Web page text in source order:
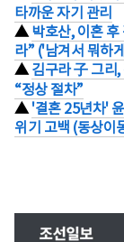
타까운 자기 관리
▲박호산, 이혼 후
라” ('남겨서 뭐하
▲김구라 子 그리
“정상 절차”
▲'결혼 25년차'
위기 고백 (동상이